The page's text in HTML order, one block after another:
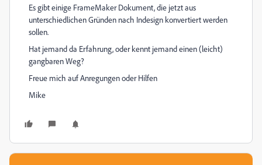
Es gibt einige FrameMaker Dokument, die jetzt aus
unterschiedlichen Gründen nach Indesign konvertiert werden
sollen.
Hat jemand da Erfahrung, oder kennt jemand einen (leicht)
gangbaren Weg?
Freue mich auf Anregungen oder Hilfen
Mike